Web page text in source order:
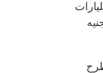
التابعة لشركة «إعمار العقارية»، ويبلغ رأسمالها 4.019 مليارات
جنيه